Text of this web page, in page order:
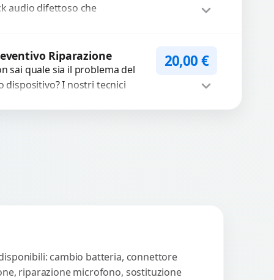
audio difettoso che
cuffie e
PreventivoRiparazione
sai quale sia il problema del
dispositivo? I nostri tecnici
20,00€
cambio batteria, connettore
riparazione microfono, sostituzione